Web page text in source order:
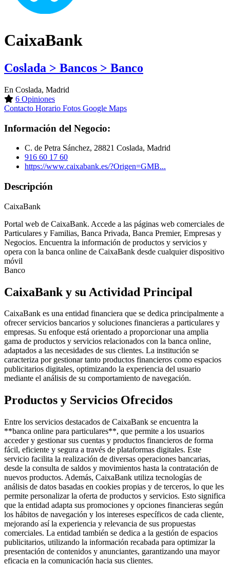
CaixaBank
Coslada > Bancos > Banco
En Coslada, Madrid
6 Opiniones
Contacto Horario Fotos Google Maps
Información del Negocio:
C. de Petra Sánchez, 28821 Coslada, Madrid
916 60 17 60
https://www.caixabank.es/?Origen=GMB...
Descripción
CaixaBank
Portal web de CaixaBank. Accede a las páginas web comerciales de
Particulares y Familias, Banca Privada, Banca Premier, Empresas y
Negocios. Encuentra la información de productos y servicios y
opera con la banca online de CaixaBank desde cualquier dispositivo
móvil
Banco
CaixaBank y su Actividad Principal
CaixaBank es una entidad financiera que se dedica principalmente a
ofrecer servicios bancarios y soluciones financieras a particulares y
empresas. Su enfoque está orientado a proporcionar una amplia
gama de productos y servicios relacionados con la banca online,
adaptados a las necesidades de sus clientes. La institución se
caracteriza por gestionar tanto productos financieros como espacios
publicitarios digitales, optimizando la experiencia del usuario
mediante el análisis de su comportamiento de navegación.
Productos y Servicios Ofrecidos
Entre los servicios destacados de CaixaBank se encuentra la
**banca online para particulares**, que permite a los usuarios
acceder y gestionar sus cuentas y productos financieros de forma
fácil, eficiente y segura a través de plataformas digitales. Este
servicio facilita la realización de diversas operaciones bancarias,
desde la consulta de saldos y movimientos hasta la contratación de
nuevos productos. Además, CaixaBank utiliza tecnologías de
análisis de datos basadas en cookies propias y de terceros, lo que les
permite personalizar la oferta de productos y servicios. Esto significa
que la entidad adapta sus promociones y opciones financieras según
los hábitos de navegación y los intereses específicos de cada cliente,
mejorando así la experiencia y relevancia de sus propuestas
comerciales. La entidad también se dedica a la gestión de espacios
publicitarios, utilizando la información recabada para optimizar la
presentación de contenidos y anunciantes, garantizando una mayor
eficacia en la comunicación hacia sus clientes.